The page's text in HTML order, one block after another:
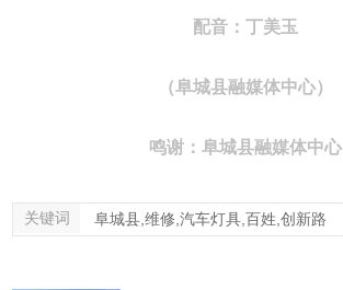
配音：丁美玉
（阜城县融媒体中心）
鸣谢： 阜城县融媒体中心
关键词 阜城县,维修,汽车灯具,百姓,创新路